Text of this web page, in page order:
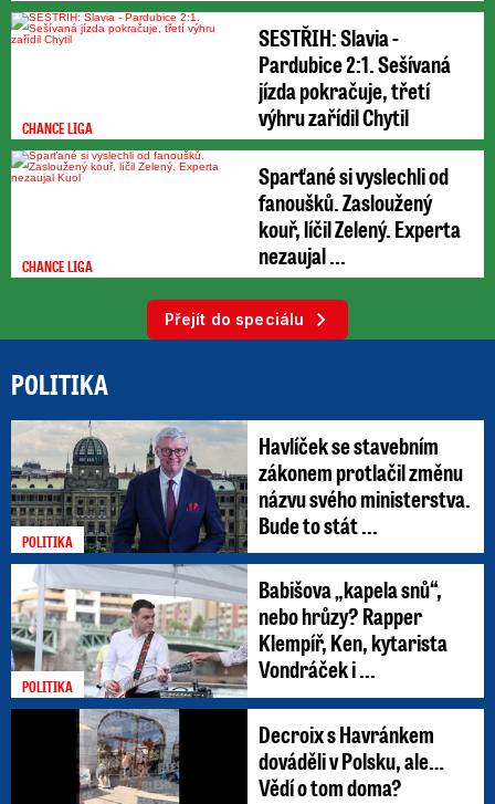
CHANCE LIGA
SESTŘIH: Slavia -
Pardubice 2:1. Sešívaná
jízda pokračuje, třetí
výhru zařídil Chytil
CHANCE LIGA
Sparťané si vyslechli od
fanoušků. Zasloužený
kouř, líčil Zelený. Experta
nezaujal ...
Přejít do speciálu
POLITIKA
POLITIKA
Havlíček se stavebním
zákonem protlačil změnu
názvu svého ministerstva.
Bude to stát ...
POLITIKA
Babišova „kapela snů“,
nebo hrůzy? Rapper
Klempíř, Ken, kytarista
Vondráček i ...
Decroix s Havránkem
dováděli v Polsku, ale…
Vědí o tom doma?